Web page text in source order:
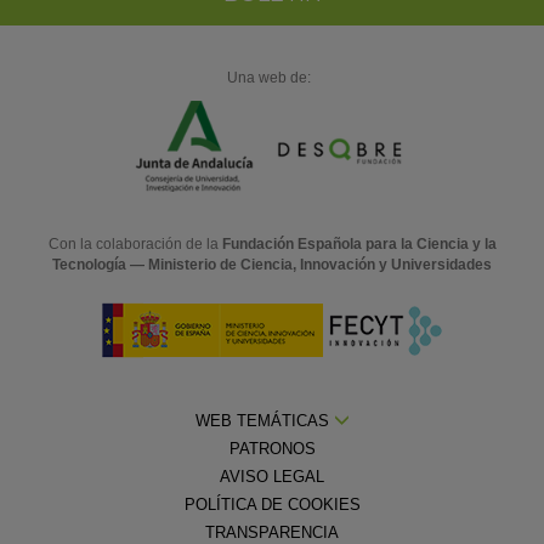
Una web de:
Con la colaboración de la Fundación Española para la Ciencia y la
Tecnología — Ministerio de Ciencia, Innovación y Universidades
WEB TEMÁTICAS
PATRONOS
AVISO LEGAL
POLÍTICA DE COOKIES
TRANSPARENCIA